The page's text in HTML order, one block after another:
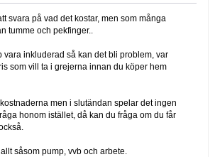
svara på vad det kostar, men som många
tumme och pekfinger..
vara inkluderad så kan det bli problem, var
som vill ta i grejerna innan du köper hem
men i slutändan spelar det ingen
honom istället, då kan du fråga om du får
såsom pump, vvb och arbete.